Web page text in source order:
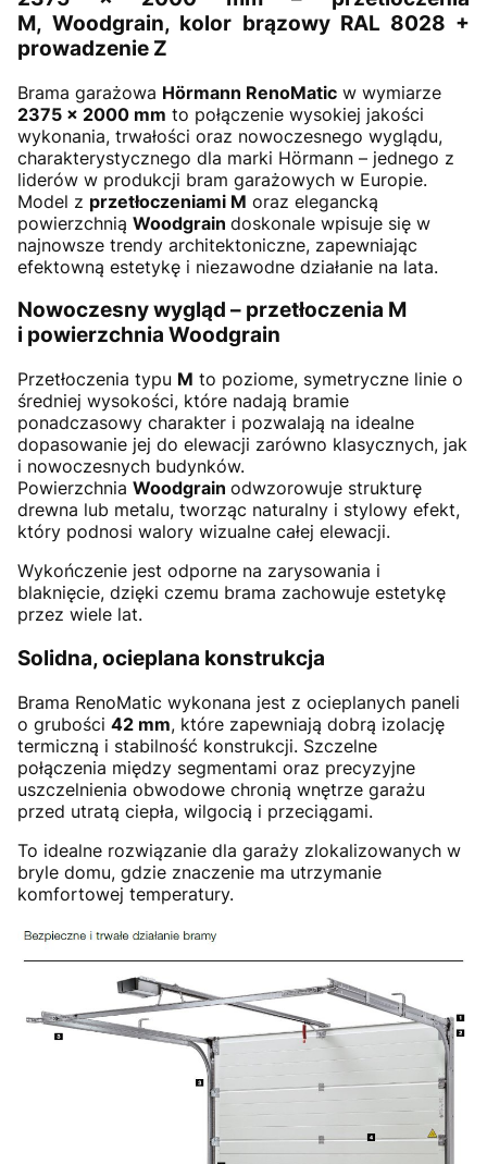
M, Woodgrain, kolor brązowy RAL 8028 +
prowadzenie Z
Brama garażowa Hörmann RenoMatic w wymiarze
2375 × 2000 mm to połączenie wysokiej jakości
wykonania, trwałości oraz nowoczesnego wyglądu,
charakterystycznego dla marki Hörmann – jednego z
liderów w produkcji bram garażowych w Europie.
Model z przetłoczeniami M oraz elegancką
powierzchnią Woodgrain doskonale wpisuje się w
najnowsze trendy architektoniczne, zapewniając
efektowną estetykę i niezawodne działanie na lata.
Nowoczesny wygląd – przetłoczenia M
i powierzchnia Woodgrain
Przetłoczenia typu M to poziome, symetryczne linie o
średniej wysokości, które nadają bramie
ponadczasowy charakter i pozwalają na idealne
dopasowanie jej do elewacji zarówno klasycznych, jak
i nowoczesnych budynków.
Powierzchnia Woodgrain odwzorowuje strukturę
drewna lub metalu, tworząc naturalny i stylowy efekt,
który podnosi walory wizualne całej elewacji.
Wykończenie jest odporne na zarysowania i
blaknięcie, dzięki czemu brama zachowuje estetykę
przez wiele lat.
Solidna, ocieplana konstrukcja
Brama RenoMatic wykonana jest z ocieplanych paneli
o grubości 42 mm, które zapewniają dobrą izolację
termiczną i stabilność konstrukcji. Szczelne
połączenia między segmentami oraz precyzyjne
uszczelnienia obwodowe chronią wnętrze garażu
przed utratą ciepła, wilgocią i przeciągami.
To idealne rozwiązanie dla garaży zlokalizowanych w
bryle domu, gdzie znaczenie ma utrzymanie
komfortowej temperatury.